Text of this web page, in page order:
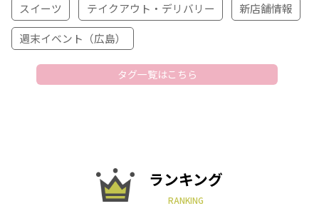
スイーツ
テイクアウト・デリバリー
新店舗情報
週末イベント（広島）
タグ一覧はこちら
ランキング
RANKING